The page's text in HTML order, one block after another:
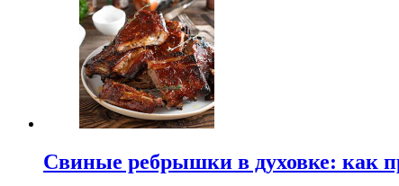
Свиные ребрышки в духовке: как